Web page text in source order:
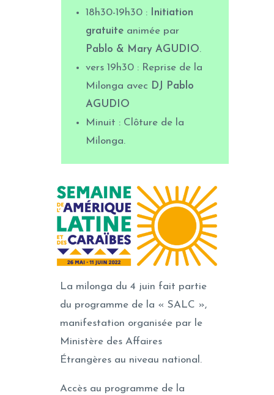
18h30-19h30 :Initiation
gratuiteanimée par
Pablo & Mary AGUDIO.
vers 19h30 : Reprise de la
Milonga avec DJ Pablo
AGUDIO
Minuit : Clôture de la
Milonga.
La milonga du 4 juin fait partie
du programme de la « SALC »,
manifestation organisée par le
Ministère des Affaires
Étrangères au niveau national.
Accès au programme de la